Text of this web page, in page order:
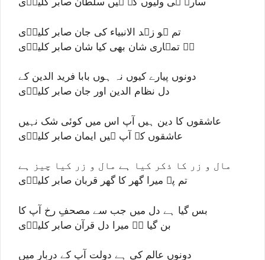
تم ہو زہد الانبیاء کی جان صابر کلیرؔی
ہے تمہاری شان بھی کیا شان صابر کلیرؔی
دونوں پیارے کیوں نہ ہوں بابا فرید الدین کے
دل نظام الدین اور جان صابر کلیرؔی
عاشقوں کا دین ہیں آپ اس میں کوئی شک نہیں
عاشقوں کے آپ ہیں ایمان صابر کلیرؔی
مال و زر کا ذکر کیا ہے مال و زر کیا چیز ہے
تم پہ میرا گھر کا گھر قربان صابر کلیرؔی
بس گیا ہے دل میں جب سے مصحفِ رخ آپ کا
بن گیا ہے میرا دل قرآن صابر کلیرؔی
دونوں عالم کی ہے دولت آپ کے دربار میں